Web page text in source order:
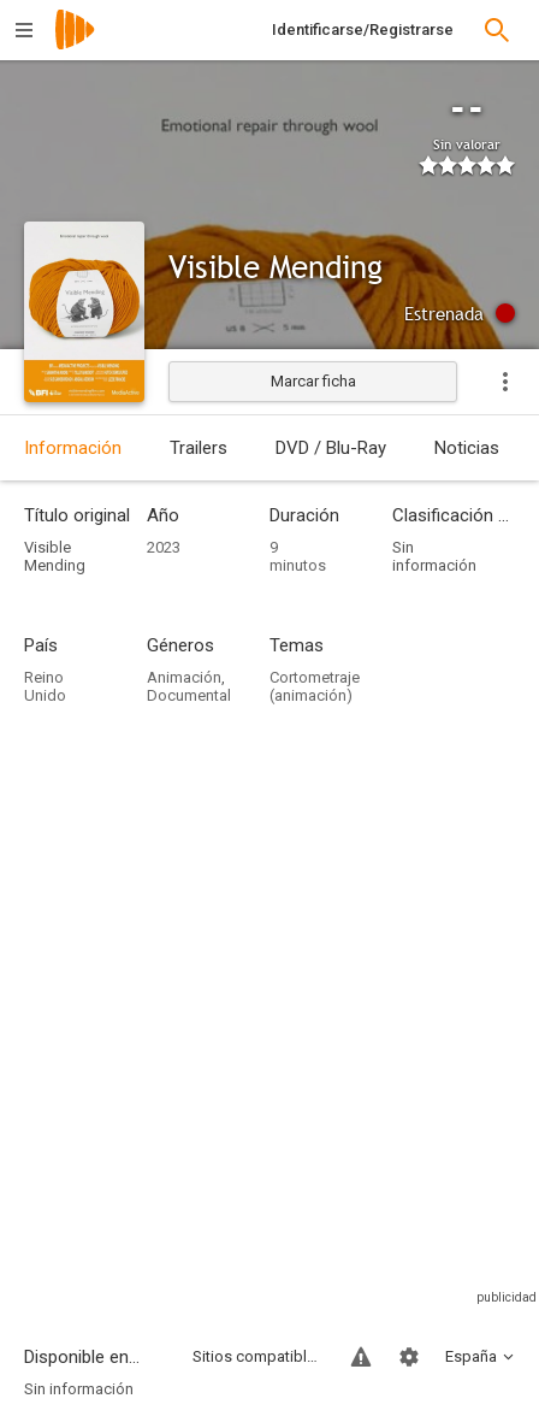
Identificarse/Registrarse
--
Sin valorar
Visible Mending
Estrenada
Marcar ficha
Información Trailers DVD / Blu-Ray Noticias
Título original
Visible
Mending
Año
2023
Duración
9
minutos
Clasificación por edades
Sin
información
País
Reino
Unido
Géneros
Animación,
Documental
Temas
Cortometraje
(animación)
Disponible en... España
Sitios compatibles
Sin información